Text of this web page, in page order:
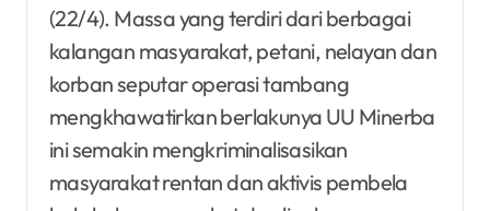
(22/4). Massa yang terdiri dari berbagai
kalangan masyarakat, petani, nelayan dan
korban seputar operasi tambang
mengkhawatirkan berlakunya UU Minerba
ini semakin mengkriminalisasikan
masyarakat rentan dan aktivis pembela